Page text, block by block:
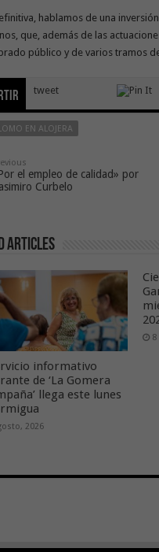
hablamos de una
que, además de las
público y de varios tramos
tweet
EN ALOJERA
el empleo de calidad» por
Curbelo
Articles
informativo
de ‘La Gomera
llega este lunes
2026
8